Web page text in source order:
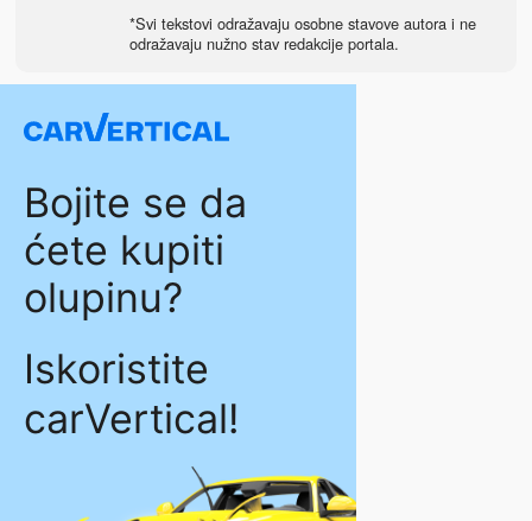
*Svi tekstovi odražavaju osobne stavove autora i ne
odražavaju nužno stav redakcije portala.